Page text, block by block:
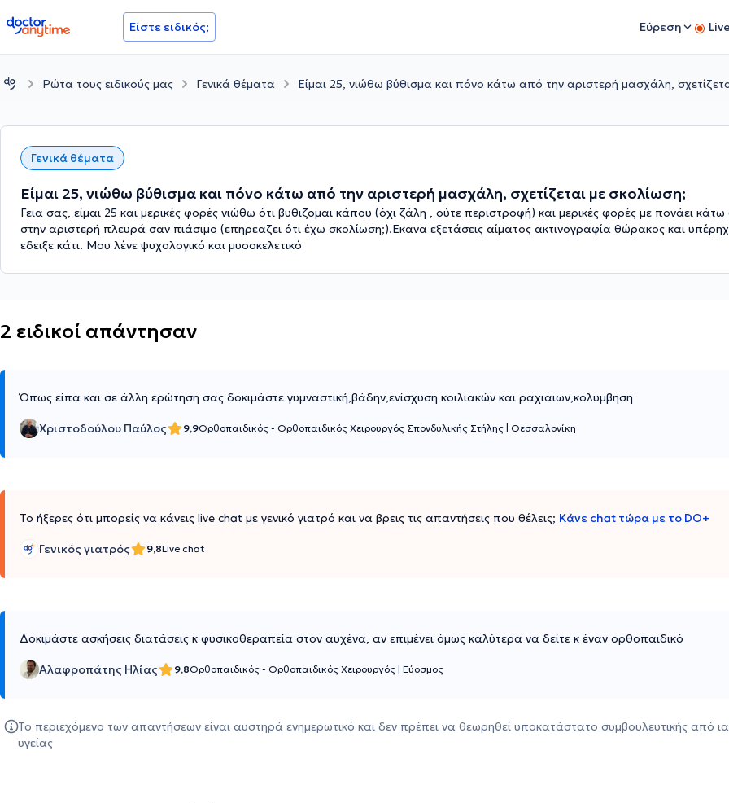
doctoranytime Είστε ειδικός; Εύρεση
Ρώτα τους ειδικούς μας Γενικά θέματα Είμαι 25, νιώθω βύθισμα και πόνο κάτω από την αριστερή μασχάλη,
Γενικά θέματα
Είμαι 25, νιώθω βύθισμα και πόνο κάτω από την αριστερή μασχάλη, σχετίζεται με σκολίωση;
Γεια σας, είμαι 25 και μερικές φορές νιώθω ότι βυθιζομαι κάπου (όχι ζάλη , ούτε περιστροφή) και μερικές φορές με πονάει
στην αριστερή πλευρά σαν πιάσιμο (επηρεαζει ότι έχω σκολίωση;).Εκανα εξετάσεις αίματος ακτινογραφία θώρακος και
εδειξε κάτι. Μου λένε ψυχολογικό και μυοσκελετικό
2 ειδικοί απάντησαν
Όπως είπα και σε άλλη ερώτηση σας δοκιμάστε γυμναστική,βάδην,ενίσχυση κοιλιακών και ραχιαιων,κολυμβηση
Χριστοδούλου Παύλος 9,9Ορθοπαιδικός - Ορθοπαιδικός Χειρουργός Σπονδυλικής Στήλης Θεσσαλονίκη
Το ήξερες ότι μπορείς να κάνεις live chat με γενικό γιατρό και να βρεις τις απαντήσεις που θέλεις; Κάνε chat τώρα με το DO+
Γενικός γιατρός 9,8Live chat
Δοκιμάστε ασκήσεις διατάσεις κ φυσικοθεραπεία στον αυχένα, αν επιμένει όμως καλύτερα να δείτε κ έναν ορθοπαιδικό
Αλαφροπάτης Ηλίας 9,8Ορθοπαιδικός - Ορθοπαιδικός Χειρουργός Εύοσμος
Το περιεχόμενο των απαντήσεων είναι αυστηρά ενημερωτικό και δεν πρέπει να θεωρηθεί υποκατάστατο συμβουλευτικής από
υγείας